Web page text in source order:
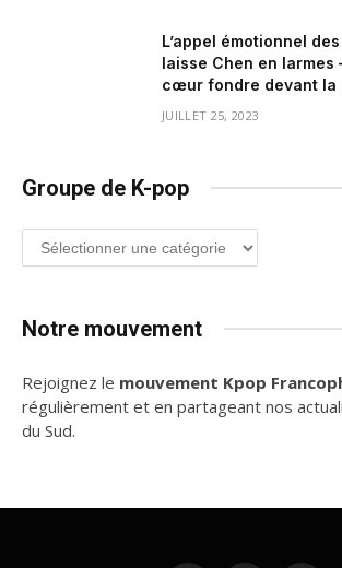
L’appel émotionnel des
laisse Chen en larmes
cœur fondre devant la
JUILLET 25, 2023
Groupe de K-pop
Groupe
de
Notre mouvement
Rejoignez le mouvement Kpop
régulièrement et en partageant nos
du Sud.